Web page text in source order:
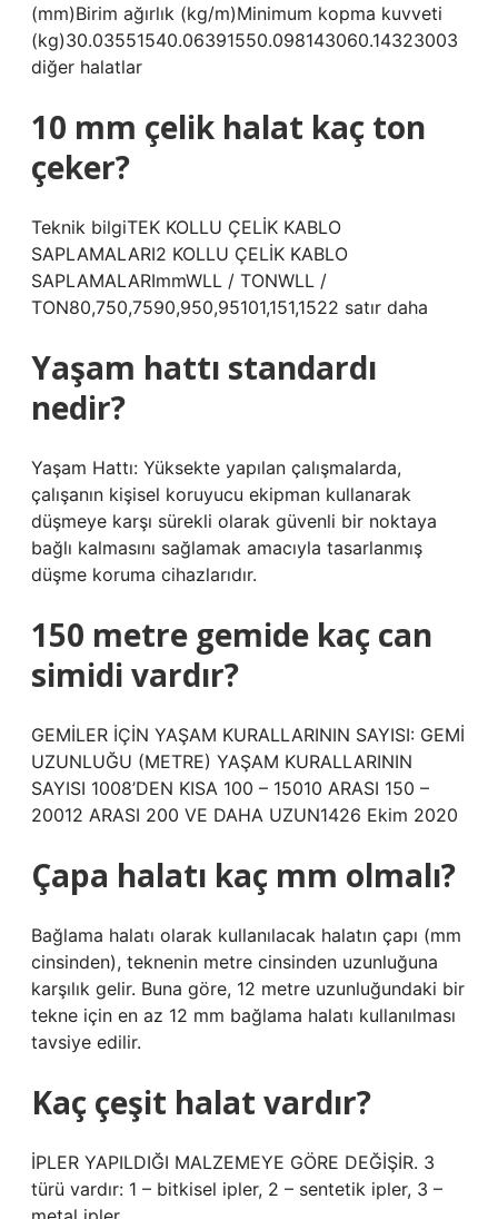
(mm)Birim ağırlık (kg/m)Minimum kopma kuvveti
(kg)30.03551540.06391550.098143060.14323003
diğer halatlar
10 mm çelik halat kaç ton
çeker?
Teknik bilgiTEK KOLLU ÇELİK KABLO
SAPLAMALARI2 KOLLU ÇELİK KABLO
SAPLAMALARImmWLL / TONWLL /
TON80,750,7590,950,95101,151,1522 satır daha
Yaşam hattı standardı
nedir?
Yaşam Hattı: Yüksekte yapılan çalışmalarda,
çalışanın kişisel koruyucu ekipman kullanarak
düşmeye karşı sürekli olarak güvenli bir noktaya
bağlı kalmasını sağlamak amacıyla tasarlanmış
düşme koruma cihazlarıdır.
150 metre gemide kaç can
simidi vardır?
GEMİLER İÇİN YAŞAM KURALLARININ SAYISI: GEMİ
UZUNLUĞU (METRE) YAŞAM KURALLARININ
SAYISI 1008’DEN KISA 100 – 15010 ARASI 150 –
20012 ARASI 200 VE DAHA UZUN1426 Ekim 2020
Çapa halatı kaç mm olmalı?
Bağlama halatı olarak kullanılacak halatın çapı (mm
cinsinden), teknenin metre cinsinden uzunluğuna
karşılık gelir. Buna göre, 12 metre uzunluğundaki bir
tekne için en az 12 mm bağlama halatı kullanılması
tavsiye edilir.
Kaç çeşit halat vardır?
İPLER YAPILDIĞI MALZEMEYE GÖRE DEĞİŞİR. 3
türü vardır: 1 – bitkisel ipler, 2 – sentetik ipler, 3 –